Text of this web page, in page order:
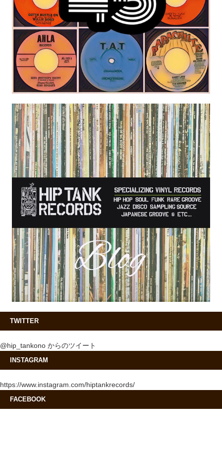
TWITTER
@hip_tankono からのツイート
INSTAGRAM
https://www.instagram.com/hiptankrecords/
FACEBOOK